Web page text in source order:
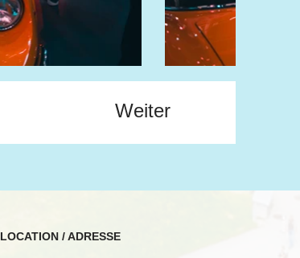
Weiter
LOCATION / ADRESSE